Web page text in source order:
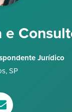
e
Jurídico
, SP